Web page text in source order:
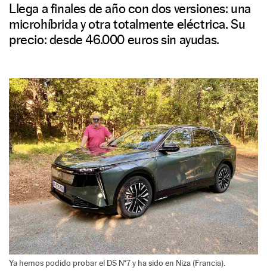
Llega a finales de año con dos versiones: una
microhíbrida y otra totalmente eléctrica. Su
precio: desde 46.000 euros sin ayudas.
Ya hemos podido probar el DS Nº7 y ha sido en Niza (Francia).